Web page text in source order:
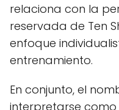
relaciona con la
reservada de Ten
enfoque
entrenamiento.
En conjunto, el
interpretarse como